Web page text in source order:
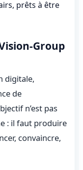
prêts à être
Group
digitale,
de
n’est pas
: il faut produire
convaincre,